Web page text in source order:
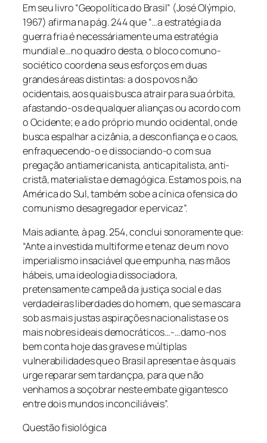
Em seu livro “Geopolítica do Brasil” (José Olýmpio,
1967) afirma na pág. 244 que “…a estratégia da
guerra fria é necessáriamente uma estratégia
mundial e…no quadro desta, o bloco comuno-
sociético coordena seus esforços em duas
grandes áreas distintas: a dos povos não
ocidentais, aos quais busca atrair para sua órbita,
afastando-os de qualquer alianças ou acordo com
o Ocidente; e a do próprio mundo ocidental, onde
busca espalhar a cizânia, a desconfiança e o caos,
enfraquecendo-o e dissociando-o com sua
pregação antiamericanista, anticapitalista, anti-
cristã, materialista e demagógica. Estamos pois, na
América do Sul, também sobe a cínica ofensica do
comunismo desagregador e pervicaz”.
Mais adiante, à pag. 254, conclui sonoramente que:
“Ante a investida multiforme e tenaz de um novo
imperialismo insaciável que empunha, nas mãos
hábeis, uma ideologia dissociadora,
pretensamente campeã da justiça social e das
verdadeiras liberdades do homem, que se mascara
sob as mais justas aspirações nacionalistas e os
mais nobres ideais democráticos…-…damo-nos
bem conta hoje das graves e múltiplas
vulnerabilidades que o Brasil apresenta e às quais
urge reparar sem tardançpa, para que não
venhamos a soçobrar neste embate gigantesco
entre dois mundos inconciliáveis”.
Questão fisiológica